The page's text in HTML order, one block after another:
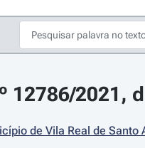
12786/2021,
de Vila Real de Santo